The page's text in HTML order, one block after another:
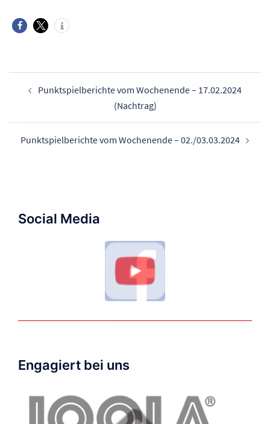
Punktspielberichte vom Wochenende – 17.02.2024
(Nachtrag)
Punktspielberichte vom Wochenende – 02./03.03.2024
Social Media
Engagiert bei uns